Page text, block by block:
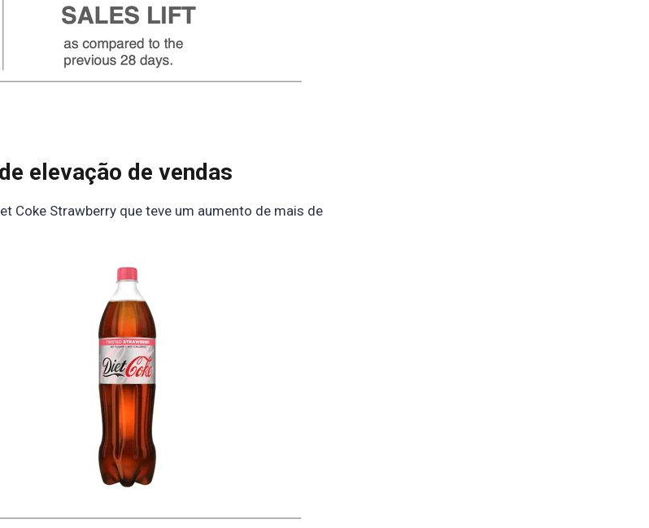
elevação de vendas
Coke Strawberry que teve um aumento de mais de